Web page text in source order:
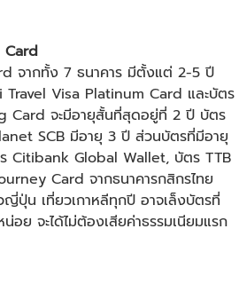
Card
จากทั้ง 7 ธนาคาร มีตั้งแต่ 2-5 ปี
Visa Platinum Card และบัตร
Card จะมีอายุสั้นที่สุดอยู่ที่ 2 ปี บัตร
SCB มีอายุ 3 ปี ส่วนบัตรที่มีอายุ
Citibank Global Wallet, บัตร TTB
Card จากธนาคารกสิกรไทย
ญี่ปุ่น เที่ยวเกาหลีทุกปี อาจเล็งบัตรที่
อย จะได้ไม่ต้องเสียค่าธรรมเนียมแรก